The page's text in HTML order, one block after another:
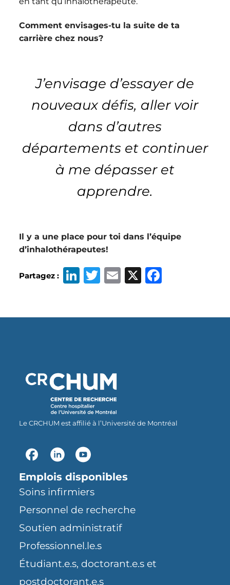
Comment envisages-tu la suite de ta
carrière chez nous?
J’envisage d’essayer de
nouveaux défis, aller voir
dans d’autres
départements et continuer
à me dépasser et
apprendre.
Il y a une place pour toi dans l’équipe
d’inhalothérapeutes!
Partagez :
Li
e
n
T
t
E
l
X
e
Le CRCHUM est affilié à l’Université de Montréal
Emplois disponibles
Soins infirmiers
Personnel de recherche
Soutien administratif
Professionnel.le.s
Étudiant.e.s, doctorant.e.s et
postdoctorant.e.s